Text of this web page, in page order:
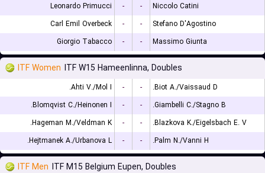
Leonardo Primucci
- -
Niccolo Catini
Carl Emil Overbeck
- -
Stefano D'Agostino
Giorgio Tabacco
- - Massimo Giunta
ITF Women ITF W15 Hameenlinna, Doubles
Ahti V./Mol I. - -
Biot A./Vaissaud D.
Blomqvist C./Heinonen I.
- -
Giambelli C./Stagno B.
Hageman M./Veldman K.
- -
Blazkova K./Eigelsbach E. V.
Hejtmanek A./Urbanova L.
- - Palm N./Vanni H.
ITF Men ITF M15 Belgium Eupen, Doubles